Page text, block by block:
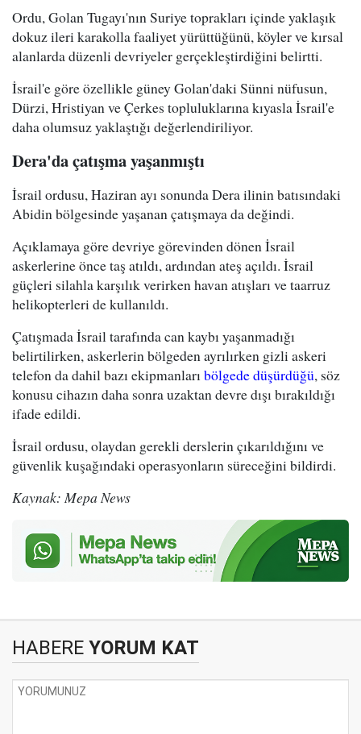
Ordu, Golan Tugayı'nın Suriye toprakları içinde yaklaşık
dokuz ileri karakolla faaliyet yürüttüğünü, köyler ve kırsal
alanlarda düzenli devriyeler gerçekleştirdiğini belirtti.
İsrail'e göre özellikle güney Golan'daki Sünni nüfusun,
Dürzi, Hristiyan ve Çerkes topluluklarına kıyasla İsrail'e
daha olumsuz yaklaştığı değerlendiriliyor.
Dera'da çatışma yaşanmıştı
İsrail ordusu, Haziran ayı sonunda Dera ilinin batısındaki
Abidin bölgesinde yaşanan çatışmaya da değindi.
Açıklamaya göre devriye görevinden dönen İsrail
askerlerine önce taş atıldı, ardından ateş açıldı. İsrail
güçleri silahla karşılık verirken havan atışları ve taarruz
helikopterleri de kullanıldı.
Çatışmada İsrail tarafında can kaybı yaşanmadığı
belirtilirken, askerlerin bölgeden ayrılırken gizli askeri
telefon da dahil bazı ekipmanları bölgede düşürdüğü, söz
konusu cihazın daha sonra uzaktan devre dışı bırakıldığı
ifade edildi.
İsrail ordusu, olaydan gerekli derslerin çıkarıldığını ve
güvenlik kuşağındaki operasyonların süreceğini bildirdi.
Kaynak: Mepa News
HABERE YORUM KAT